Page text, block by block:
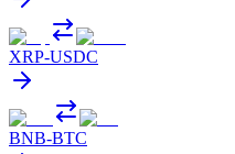
XRP-USDC
BNB-BTC